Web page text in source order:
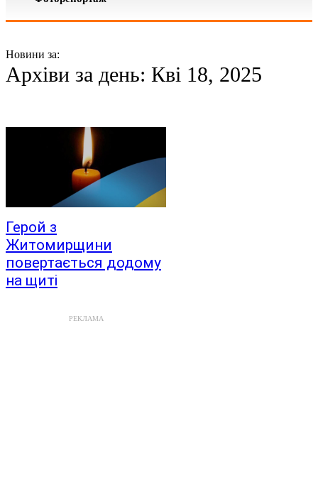
Новини за:
Архіви за день: Кві 18, 2025
Герой з
Житомирщини
повертається додому
на щиті
РЕКЛАМА